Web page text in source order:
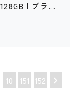
| ブラ
10 151 152